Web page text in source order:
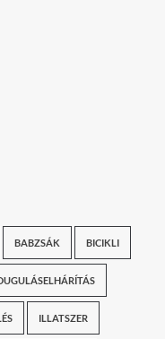
BABZSÁK BICIKLI
ILLATSZER